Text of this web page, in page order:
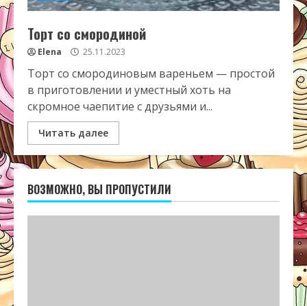
Торт со смородиной
Elena 25.11.2023
Торт со смородиновым вареньем — простой
в приготовлении и уместный хоть на
скромное чаепитие с друзьями и...
Читать далее
ВОЗМОЖНО, ВЫ ПРОПУСТИЛИ